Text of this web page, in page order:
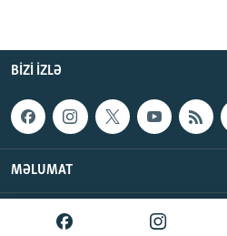
BIZI IZLƏ
MƏLUMAT
AzadlıqRadiosu ©